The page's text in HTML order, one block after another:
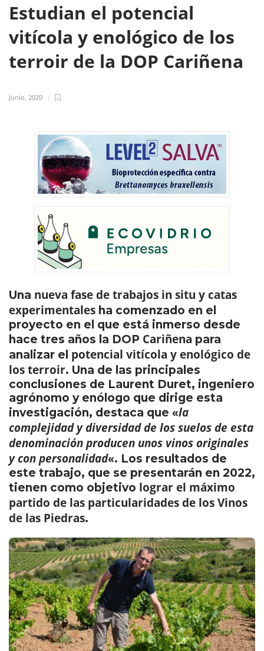
Estudian el potencial
vitícola y enológico de los
terroir de la DOP Cariñena
Junio, 2020
Una nueva fase de trabajos in situ y catas
experimentales ha comenzado en el
proyecto en el que está inmerso desde
hace tres años la DOP Cariñena para
analizar el potencial vitícola y enológico de
los terroir. Una de las principales
conclusiones de Laurent Duret, ingeniero
agrónomo y enólogo que dirige esta
investigación, destaca que «la
complejidad y diversidad de los suelosde esta
denominación producen unos vinos originales
y con personalidad«. Los resultados de
este trabajo, que se presentarán en 2022,
tienen como objetivo lograr el máximo
partido de las particularidades de los Vinos
de las Piedras.